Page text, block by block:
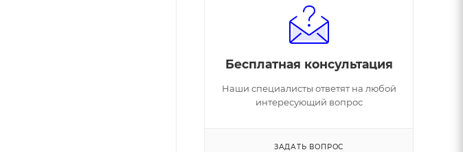
Бесплатная консультация
Наши специалисты ответят на любой
интересующий вопрос
ЗАДАТЬ ВОПРОС